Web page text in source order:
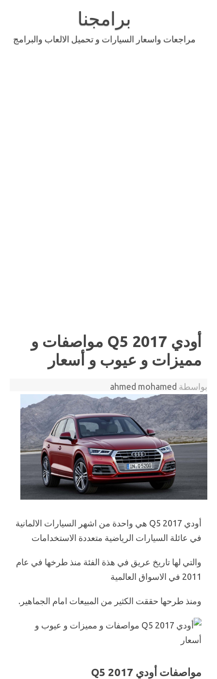
برامجنا
مراجعات واسعار السيارات و تحميل الالعاب والبرامج
أودي 2017 Q5 مواصفات و
مميزات و عيوب و أسعار
بواسطة ahmed mohamed
أودي 2017 Q5 هي واحدة من اشهر السيارات الالمانية
في عائلة السيارات الرياضية متعددة الاستخدامات
والتي لها تاريخ عريق في هذة الفئة منذ طرخها في عام
2011 في الاسواق العالمية
ومنذ طرحها حققت الكثير من المبيعات امام الجماهير.
مواصفات أودي 2017 Q5